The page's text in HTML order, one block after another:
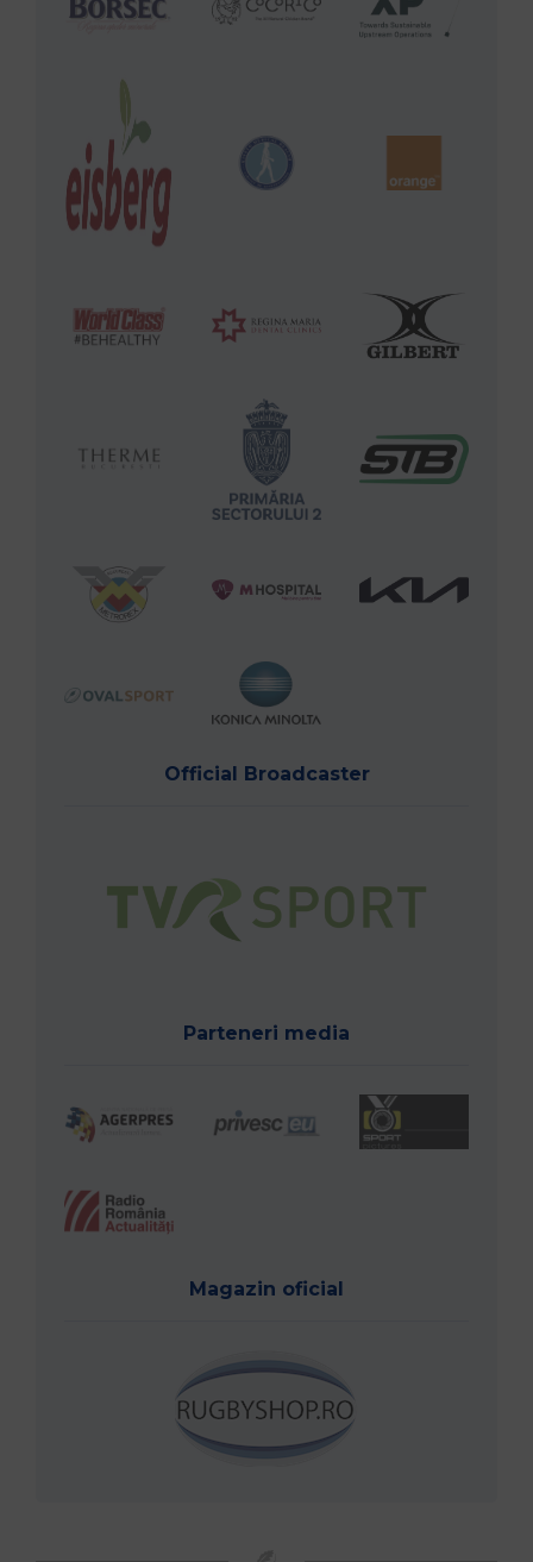
Official Broadcaster
Parteneri media
Magazin oficial